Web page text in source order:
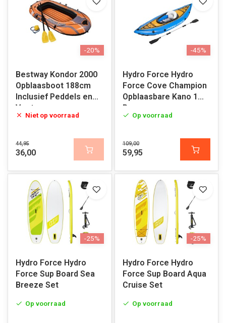
-20%
Bestway Kondor 2000
Opblaasboot 188cm
Inclusief Peddels en
Voetpomp
Niet op voorraad
44,95
36,00
-45%
Hydro Force Hydro
Force Cove Champion
Opblaasbare Kano 1
Persoons
Op voorraad
109,00
59,95
-25%
Hydro Force Hydro
Force Sup Board Sea
Breeze Set
Op voorraad
-25%
Hydro Force Hydro
Force Sup Board Aqua
Cruise Set
Op voorraad